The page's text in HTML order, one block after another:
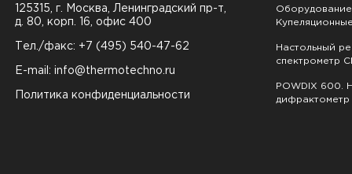
125315, г. Москва, Ленинградский пр-т,
д. 80, корп. 16, офис 400
Тел./факс: +7 (495) 540-47-62
E-mail: info@thermotechno.ru
Политика конфиденциальности
Настольный
спектрометр
POWDIX 600.
дифрактометр